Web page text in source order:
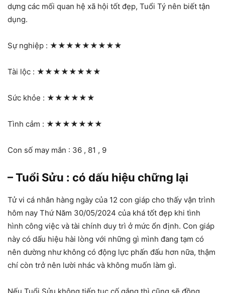
dựng các mối quan hệ xã hội tốt đẹp, Tuổi Tý nên biết tận
dụng.
Sự nghiệp : ★★★★★★★★★
Tài lộc : ★★★★★★★★
Sức khỏe : ★★★★★★
Tình cảm : ★★★★★★★
Con số may mắn : 36 , 81 , 9
– Tuổi Sửu : có dấu hiệu chững lại
Tử vi cá nhân hàng ngày của 12 con giáp cho thấy vận trình
hôm nay Thứ Năm 30/05/2024 của khá tốt đẹp khi tình
hình công việc và tài chính duy trì ở mức ổn định. Con giáp
này có dấu hiệu hài lòng với những gì mình đang tạm có
nên dường như không có động lực phấn đấu hơn nữa, thậm
chí còn trở nên lười nhác và không muốn làm gì.
Nếu Tuổi Sửu không tiếp tục cố gắng thì cũng sẽ đồng